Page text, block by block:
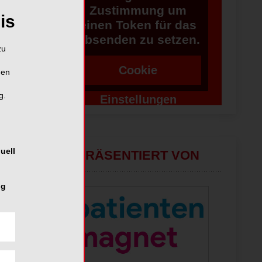
Zustimmung um
einen Token für das
Absenden zu setzen.
Cookie
Einstellungen
PRÄSENTIERT VON